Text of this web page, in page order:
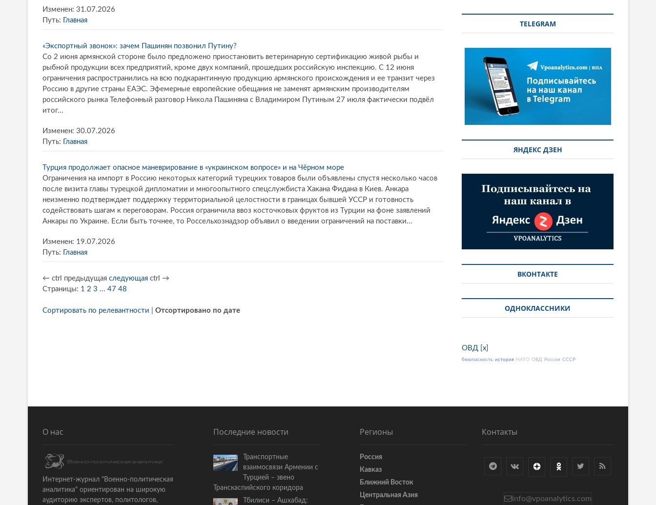
Изменен: 31.07.2026
Путь: Главная
«Экспортный звонок»: зачем Пашинян позвонил Путину?
Со 2 июня армянской стороне было предложено приостановить ветеринарную сертификацию живой рыбы и
рыбной продукции всех предприятий, кроме двух компаний, прошедших российскую инспекцию. С 12 июня
ограничения распространились на всю подкарантинную продукцию армянского происхождения и ее транзит через
Россию в другие страны ЕАЭС. Эфемерные европейские обещания не заменят армянским производителям
российского рынка Телефонный разговор Никола Пашиняна с Владимиром Путиным 27 июля фактически подвёл
итог...
Изменен: 30.07.2026
Путь: Главная
Турция продолжает опасное маневрирование в «украинском вопросе» и на Чёрном море
Ограничения на импорт в Россию некоторых категорий турецких товаров были объявлены спустя несколько часов
после визита главы турецкой дипломатии и многоопытного спецслужбиста Хакана Фидана в Киев. Анкара
неизменно подтверждает поддержку территориальной целостности в границах бывшей УССР и готовность
содействовать шагам к переговорам. Россия ограничила ввоз косточковых фруктов из Турции на фоне заявлений
Анкары по Украине. Если быть точнее, то Россельхознадзор объявил о введении ограничений на поставки...
Изменен: 19.07.2026
Путь: Главная
← ctrl предыдущая следующая ctrl →
Страницы: 1 2 3 ... 47 48
Сортировать по релевантности Отсортировано по дате
TELEGRAM
ЯНДЕКС ДЗЕН
ВКОНТАКТЕ
ОДНОКЛАССНИКИ
ОВД x
безопасность история НАТО ОВД Россия СССР
О нас
Интернет-журнал "Военно-политическая
аналитика" ориентирован на широкую
аудиторию экспертов, политологов,
Последние новости
Транспортные
взаимосвязи Армении с
Турцией – звено
Транскаспийского коридора
Тбилиси – Ашхабад:
Регионы
Россия
Кавказ
Ближний Восток
Центральная Азия
Контакты
info@vpoanalytics.com